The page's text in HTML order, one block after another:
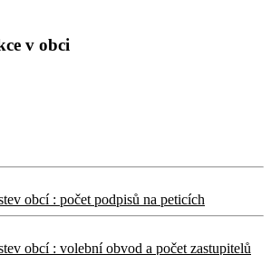
v obci
obcí : počet podpisů na peticích
obcí : volební obvod a počet zastupitelů